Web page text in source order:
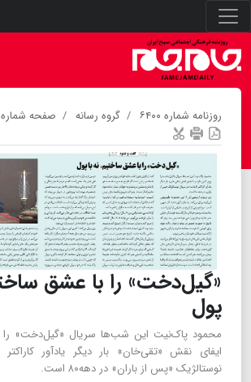
روزنامه شماره ۶۴۰۰ گروه رسانه صفحه شماره ۷
«گیل‌دخت» را با عشق
پول
محمود پاک‌نیت این شب‌ها سریال «گیل‌دخت» را
ایفای نقش «تقی‌خان» بار دیگر یادآور
نوستالژیک «پس از باران» در دهه۸۰ است.